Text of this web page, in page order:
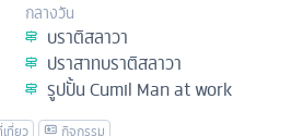
กลางวัน
บราติสลาวา
ปราสาทบราติสลาวา
รูปปั้น Cumil Man at work